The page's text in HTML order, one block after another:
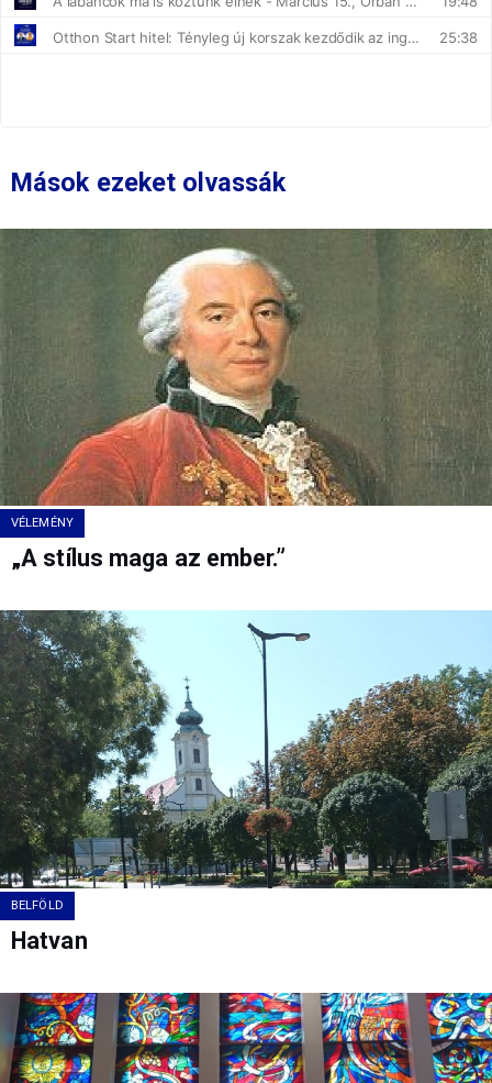
Mások ezeket olvassák
VÉLEMÉNY
„A stílus maga az ember.”
BELFÖLD
Hatvan